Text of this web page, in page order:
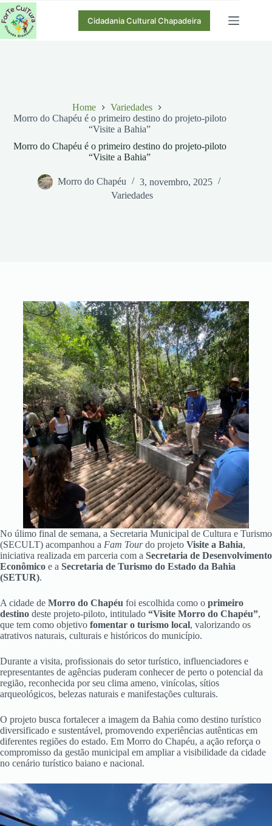
Pular
para
o
conteúdo
Cidadania Cultural Chapadeira
Home
Variedades
Morro do Chapéu é o primeiro destino do projeto-piloto
“Visite a Bahia”
Morro do Chapéu é o primeiro destino do projeto-piloto
“Visite a Bahia”
Morro do Chapéu
3, novembro, 2025
Variedades
No úlimo final de semana, a Secretaria Municipal de Cultura e Turismo
(SECULT) acompanhou a Fam Tourdo projeto Visite a Bahia,
iniciativa realizada em parceria com a Secretaria de Desenvolvimento
Econômico e a Secretaria de Turismo do Estado da Bahia
(SETUR).
A cidade de Morro do Chapéu foi escolhida como o primeiro
destino deste projeto-piloto, intitulado “Visite Morro do Chapéu”,
que tem como objetivo fomentar o turismo local, valorizando os
atrativos naturais, culturais e históricos do município.
Durante a visita, profissionais do setor turístico, influenciadores e
representantes de agências puderam conhecer de perto o potencial da
região, reconhecida por seu clima ameno, vinícolas, sítios
arqueológicos, belezas naturais e manifestações culturais.
O projeto busca fortalecer a imagem da Bahia como destino turístico
diversificado e sustentável, promovendo experiências autênticas em
diferentes regiões do estado. Em Morro do Chapéu, a ação reforça o
compromisso da gestão municipal em ampliar a visibilidade da cidade
no cenário turístico baiano e nacional.